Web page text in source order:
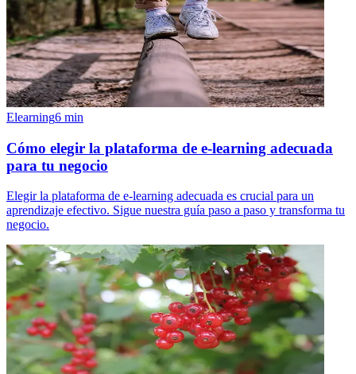
Elearning6 min
Cómo elegir la plataforma de e-learning adecuada
para tu negocio
Elegir la plataforma de e-learning adecuada es crucial para un
aprendizaje efectivo. Sigue nuestra guía paso a paso y transforma tu
negocio.